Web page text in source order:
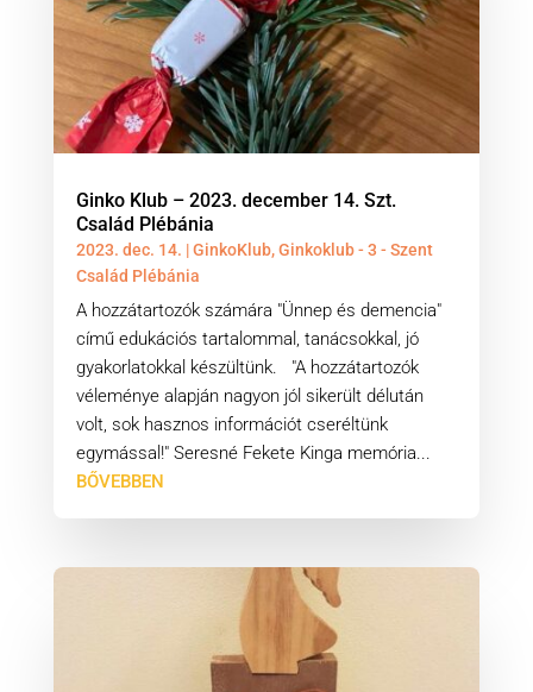
Ginko Klub – 2023. december 14. Szt.
Család Plébánia
2023. dec. 14. |GinkoKlub,Ginkoklub - 3 - Szent
Család Plébánia
A hozzátartozók számára "Ünnep és demencia"
című edukációs tartalommal, tanácsokkal, jó
gyakorlatokkal készültünk. "A hozzátartozók
véleménye alapján nagyon jól sikerült délután
volt, sok hasznos információt cseréltünk
egymással!" Seresné Fekete Kinga memória...
BŐVEBBEN